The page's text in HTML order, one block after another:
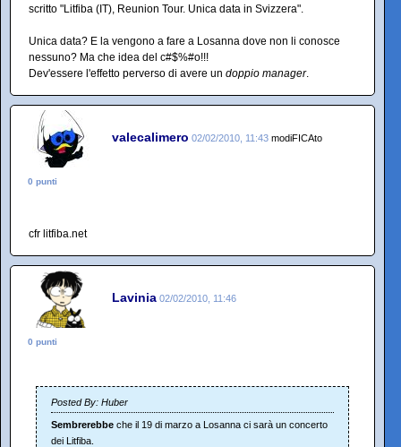
scritto "Litfiba (IT), Reunion Tour. Unica data in Svizzera".
Unica data? E la vengono a fare a Losanna dove non li conosce
nessuno? Ma che idea del c#$%#o!!!
Dev'essere l'effetto perverso di avere un doppio manager.
valecalimero 02/02/2010, 11:43 modiFICAto
0 punti
cfr litfiba.net
Lavinia 02/02/2010, 11:46
0 punti
Posted By: Huber
Sembrerebbe che il 19 di marzo a Losanna ci sarà un concerto
dei Litfiba.